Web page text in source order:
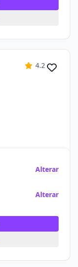
4.2
Alterar
Alterar